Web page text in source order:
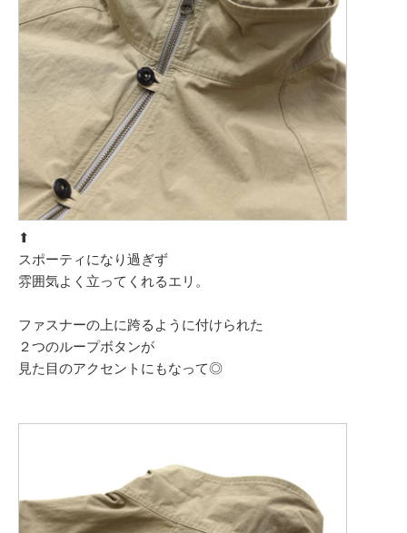
⬆︎
スポーティになり過ぎず
雰囲気よく立ってくれるエリ。
ファスナーの上に跨るように付けられた
２つのループボタンが
見た目のアクセントにもなって◎